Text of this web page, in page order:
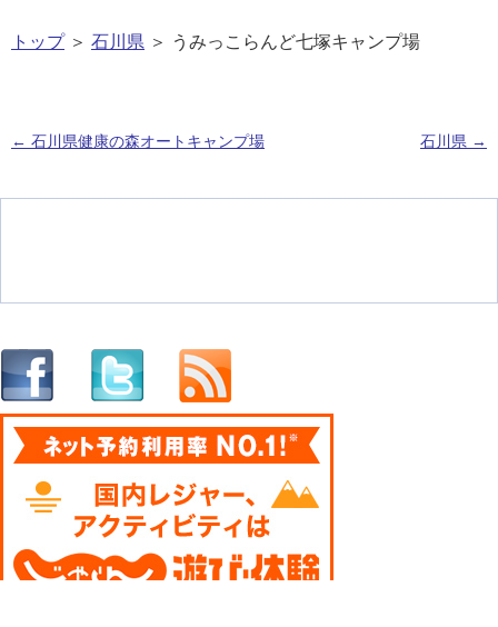
トップ＞ 石川県 ＞ うみっこらんど七塚キャンプ場
← 石川県健康の森オートキャンプ場 石川県 →